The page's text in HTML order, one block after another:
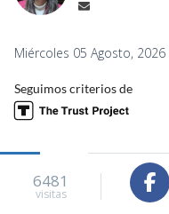
Miércoles 05 Agosto,
Seguimos criterios de
6481
visitas